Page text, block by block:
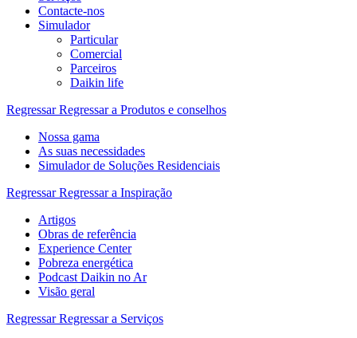
Contacte-nos
Simulador
Particular
Comercial
Parceiros
Daikin life
Regressar Regressar a Produtos e conselhos
Nossa gama
As suas necessidades
Simulador de Soluções Residenciais
Regressar Regressar a Inspiração
Artigos
Obras de referência
Experience Center
Pobreza energética
Podcast Daikin no Ar
Visão geral
Regressar Regressar a Serviços